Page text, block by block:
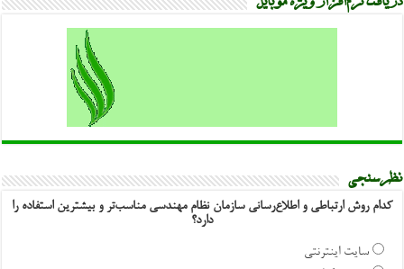
دریافت نرم‌افزار ویژه موبایل
نظرسنجی
کدام روش ارتباطی و اطلاع‌رسانی سازمان نظام مهندسی مناسب‌تر و بیشترین استفاده را
دارد؟
سایت اینترنتی